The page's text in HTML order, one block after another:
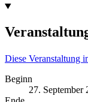
Diese Veranstaltung
Beginn
27. September